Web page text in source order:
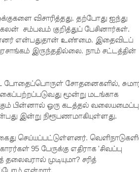
விசாரித்தது. தற்போது ஐந்து
சம்பவம் குறித்துப் பேசினார்கள்.
என்பதுதான் உண்மை. இதைவிடப்
இருந்ததில்லை. நாம் சட்டத்தின்
போதைப்பொருள் சோதனைகளில்,
மூன்று மடங்காக
பின்னால் ஒரு கடத்தல் வலையமைப்பு
இன்று நிரூபணமாகியுள்ளது.
செய்யப்பட்டுள்ளனர்.
95 பேருக்கு எதிராக 'சிவப்பு
முடியுமா? சரித்
என்றார்.